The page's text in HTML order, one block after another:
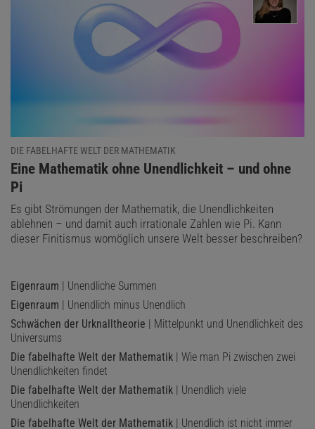
DIE FABELHAFTE WELT DER MATHEMATIK
:
Eine Mathematik ohne Unendlichkeit – und ohne
Pi
Es gibt Strömungen der Mathematik, die Unendlichkeiten
ablehnen – und damit auch irrationale Zahlen wie Pi. Kann
dieser Finitismus womöglich unsere Welt besser beschreiben?
Eigenraum | Unendliche Summen
Eigenraum | Unendlich minus Unendlich
Schwächen der Urknalltheorie | Mittelpunkt und Unendlichkeit des
Universums
Die fabelhafte Welt der Mathematik | Wie man Pi zwischen zwei
Unendlichkeiten findet
Die fabelhafte Welt der Mathematik | Unendlich viele
Unendlichkeiten
Die fabelhafte Welt der Mathematik | Unendlich ist nicht immer